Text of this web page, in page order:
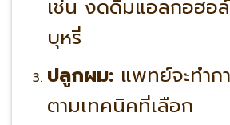
เช่น งดดื่มแอลกอฮอ
บุหรี่
ปลูกผม:แพทย์จะทำก
ตามเทคนิคที่เลือก